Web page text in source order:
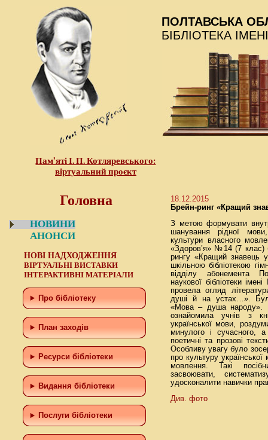
Пам’яті І. П. Котляревського:
віртуальний проєкт
ПОЛТАВСЬКА
БІБЛІОТЕКА
Головна
НОВИНИ
АНОНСИ
НОВІ НАДХОДЖЕННЯ
ВІРТУАЛЬНІ ВИСТАВКИ
ІНТЕРАКТИВНІ МАТЕРІАЛИ
Про бібліотеку
План заходів
Ресурси бібліотеки
Видання бібліотеки
Послуги бібліотеки
18.12.2015
Брейн-ринг «Кращий
З метою формувати
шанування рідної
культури власного
«Здоров’я» №14 (7 клас)
рингу «Кращий знавець
шкільною бібліотекою
відділу абонемента
наукової бібліотеки
провела огляд
душі й на устах…».
«Мова – душа народу».
ознайомила учнів з
української мови,
минулого і сучасного,
поетичні та прозові
Особливу увагу було
про культуру
мовлення. Такі
засвоювати,
удосконалити навички
Див. фото